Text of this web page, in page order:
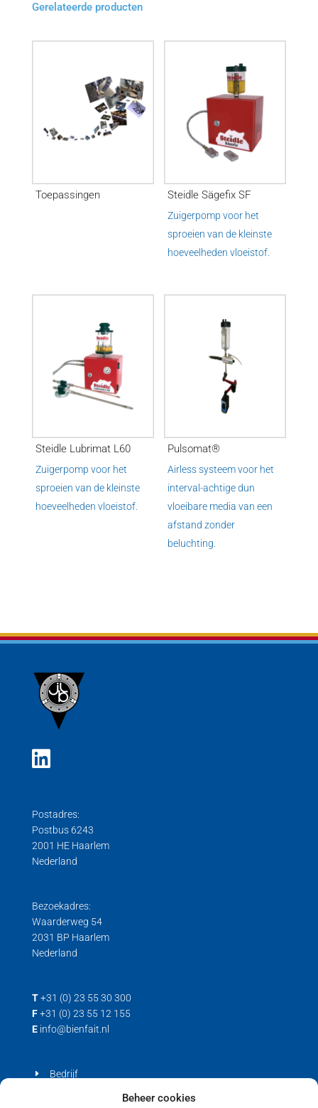
Beheer cookies
Gerelateerde producten
Toepassingen Steidle Sägefix SF
Zuigerpomp voor het
sproeien van de kleinste
hoeveelheden vloeistof.
Steidle Lubrimat L60
Zuigerpomp voor het
sproeien van de kleinste
hoeveelheden vloeistof.
Pulsomat®
Airless systeem voor het
interval-achtige dun
vloeibare media van een
afstand zonder
beluchting.
Postadres:
Postbus 6243
2001 HE Haarlem
Nederland
Bezoekadres:
Waarderweg 54
2031 BP Haarlem
Nederland
T +31 (0) 23 55 30 300
F +31 (0) 23 55 12 155
E info@bienfait.nl
Bedrijf